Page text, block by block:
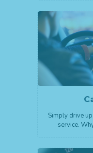
Simply drive
service.